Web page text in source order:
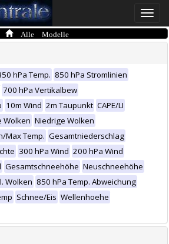
Toggle
Alle Modelle
hPa Temp. 850 hPa Stromlinien
700 hPa Vertikalbew
10m Wind 2m Taupunkt CAPE/LI
Wolken Niedrige Wolken
Max Temp. Gesamtniederschlag
300 hPa Wind 200 hPa Wind
Gesamtschneehöhe Neuschneehöhe
Wolken 850 hPa Temp. Abweichung
Schnee/Eis Wellenhoehe